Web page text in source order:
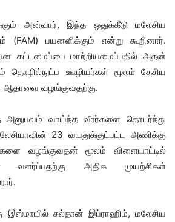
அன்வார், இந்த ஒதுக்கீடு மலேசிய
(FAM) பயனளிக்கும் என்று கூறினார்.
கட்டமைப்பை மாற்றியமைப்பதில் அதன்
தொழில்நுட்ப ஊழியர்கள் மூலம் தேசிய
ஆதரவை வழங்குவதற்கு.
அனுபவம் வாய்ந்த வீரர்களை தொடர்ந்து
23 வயதுக்குட்பட்ட அணிக்கு
வழங்குவதன் மூலம் விளையாட்டில்
வளர்ப்பதற்கு அதிக முயற்சிகள்
சுல்தான் இப்ராஹிம், மலேசிய